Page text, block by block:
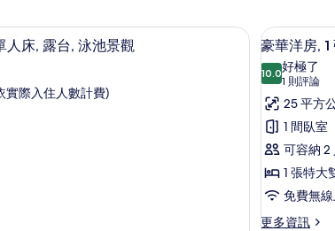
Select Comfort 床墊、迷你吧、客房內保險箱、書桌
人床, 露台, 泳池景觀
實際入住人數計費)
顯
示
豪
華
洋
房,
1
張
特
6
豪華洋房,
10.010.0 分，滿
好極了
1 則評論
(1
則
評
論)
25 平方
1 間臥室
可容納 2
1 張特大
免費無
更多資訊
更